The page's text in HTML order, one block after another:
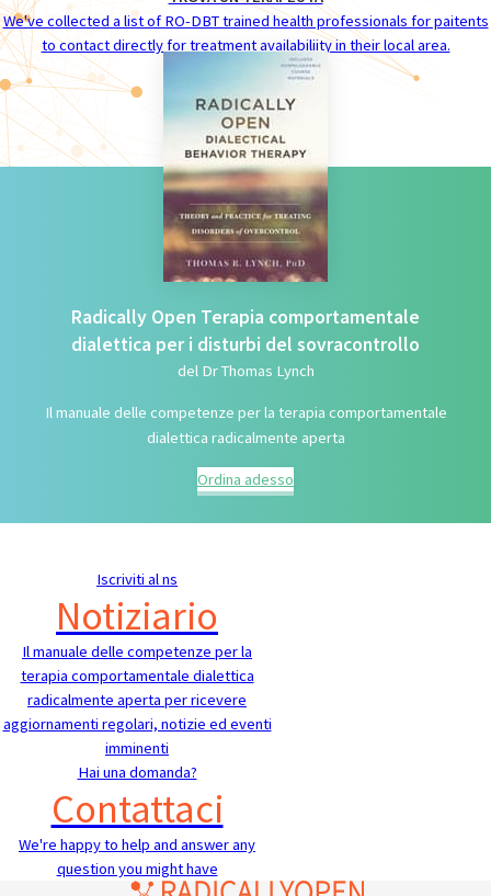
We've collected a list of RO-DBT trained health professionals for paitents
to contact directly for treatment availabiliity in their local area.
Radically Open Terapia comportamentale
dialettica per i disturbi del sovracontrollo
del Dr Thomas Lynch
Il manuale delle competenze per la terapia comportamentale
dialettica radicalmente aperta
Ordina adesso
Iscriviti al ns
Notiziario
Il manuale delle competenze per la
terapia comportamentale dialettica
radicalmente aperta per ricevere
aggiornamenti regolari, notizie ed eventi
imminenti
Hai una domanda?
Contattaci
We're happy to help and answer any
question you might have